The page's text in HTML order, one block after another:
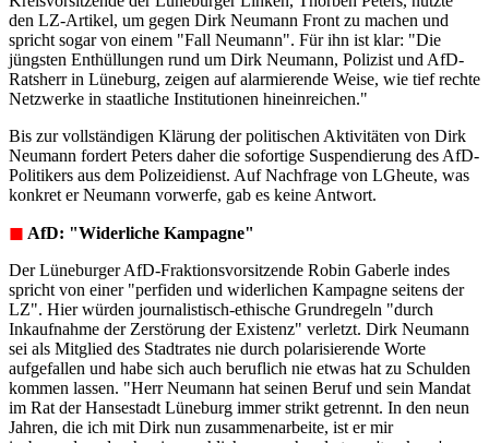
den LZ-Artikel, um gegen Dirk Neumann Front zu machen und
spricht sogar von einem "Fall Neumann". Für ihn ist klar: "Die
jüngsten Enthüllungen rund um Dirk Neumann, Polizist und AfD-
Ratsherr in Lüneburg, zeigen auf alarmierende Weise, wie tief rechte
Netzwerke in staatliche Institutionen hineinreichen."
Bis zurvollständigen Klärung der politischen Aktivitäten von Dirk
Neumann fordert Peters daher die sofortige Suspendierung des AfD-
Politikers aus dem Polizeidienst. Auf Nachfrage von LGheute, was
konkret er Neumann vorwerfe, gab es keine Antwort.
◼︎ AfD: "Widerliche Kampagne"
Der Lüneburger AfD-Fraktionsvorsitzende Robin Gaberle indes
spricht von einer "perfiden und widerlichen Kampagne seitens der
LZ". Hier würden journalistisch-ethische Grundregeln "durch
Inkaufnahme der Zerstörung der Existenz" verletzt. Dirk Neumann
sei als Mitglied des Stadtrates nie durch polarisierende Worte
aufgefallen und habe sich auch beruflich nie etwas hat zu Schulden
kommen lassen. "Herr Neumann hat seinen Beruf und sein Mandat
im Rat der Hansestadt Lüneburg immer strikt getrennt. In den neun
Jahren, die ich mit Dirk nun zusammenarbeite, ist er mir